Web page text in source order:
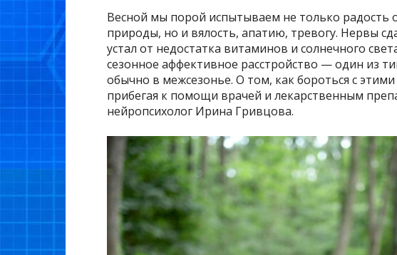
Весной мы порой испытываем не только радость
природы, но и вялость, апатию, тревогу. Нервы
устал от недостатка витаминов и солнечного
сезонное аффективное расстройство — один из
обычно в межсезонье. О том, как бороться с
прибегая к помощи врачей и лекарственным
нейропсихолог Ирина Гривцова.